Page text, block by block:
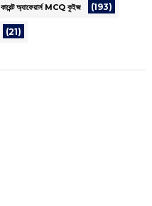
কারেন্ট অ্যাফেয়ার্স MCQ কুইজ (193)
(21)